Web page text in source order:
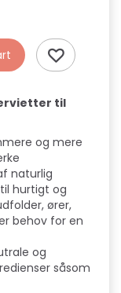
til
og mere
naturlig
hurtigt og
ører,
behov for en
og
såsom